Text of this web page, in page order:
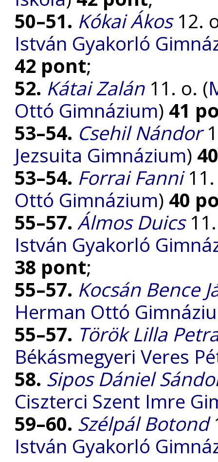
50–51. Kókai Ákos12.
István Gyakorló
42 pont;
52. Kátai Zalán11. o. (
Ottó Gimnázium) 41
53–54. Csehil Nándor
Jezsuita Gimnázium)
53–54. Forrai Fanni11.
Ottó Gimnázium) 40
55–57. Álmos Duics
István Gyakorló
38 pont;
55–57. Kocsán Bence
Herman Ottó
55–57. Török Lilla
Békásmegyeri Veres
58. Sipos Dániel
Ciszterci Szent Imre
59–60. Szélpál Botond
István Gyakorló